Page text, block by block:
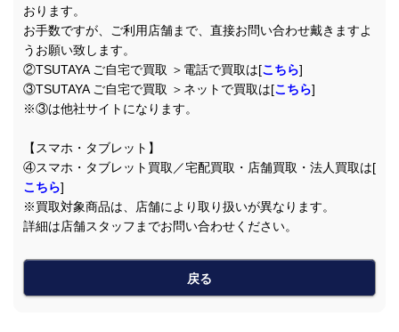
おります。
お手数ですが、ご利用店舗まで、直接お問い合わせ戴きますよ
うお願い致します。
②TSUTAYA ご自宅で買取 ＞電話で買取は[こちら]
③TSUTAYA ご自宅で買取 ＞ネットで買取は[こちら]
※③は他社サイトになります。
【スマホ・タブレット】
④スマホ・タブレット買取／宅配買取・店舗買取・法人買取は[
こちら]
※買取対象商品は、店舗により取り扱いが異なります。
詳細は店舗スタッフまでお問い合わせください。
戻る